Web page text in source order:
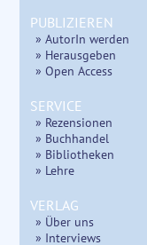
PUBLIZIEREN
» AutorIn werden
» Herausgeben
» Open Access
SERVICE
» Rezensionen
» Buchhandel
» Bibliotheken
» Lehre
VERLAG
» Über uns
» Interviews